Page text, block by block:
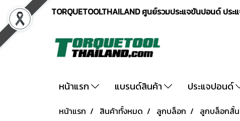
TORQUETOOLTHAILAND ศูนย์รวมประแจขันปอนด์ ปร
หน้าแรก แบรนด์สินค้า ประแจปอนด์
หน้าแรก สินค้าทั้งหมด ลูกบล็อก ลูกบล็อกสั้น